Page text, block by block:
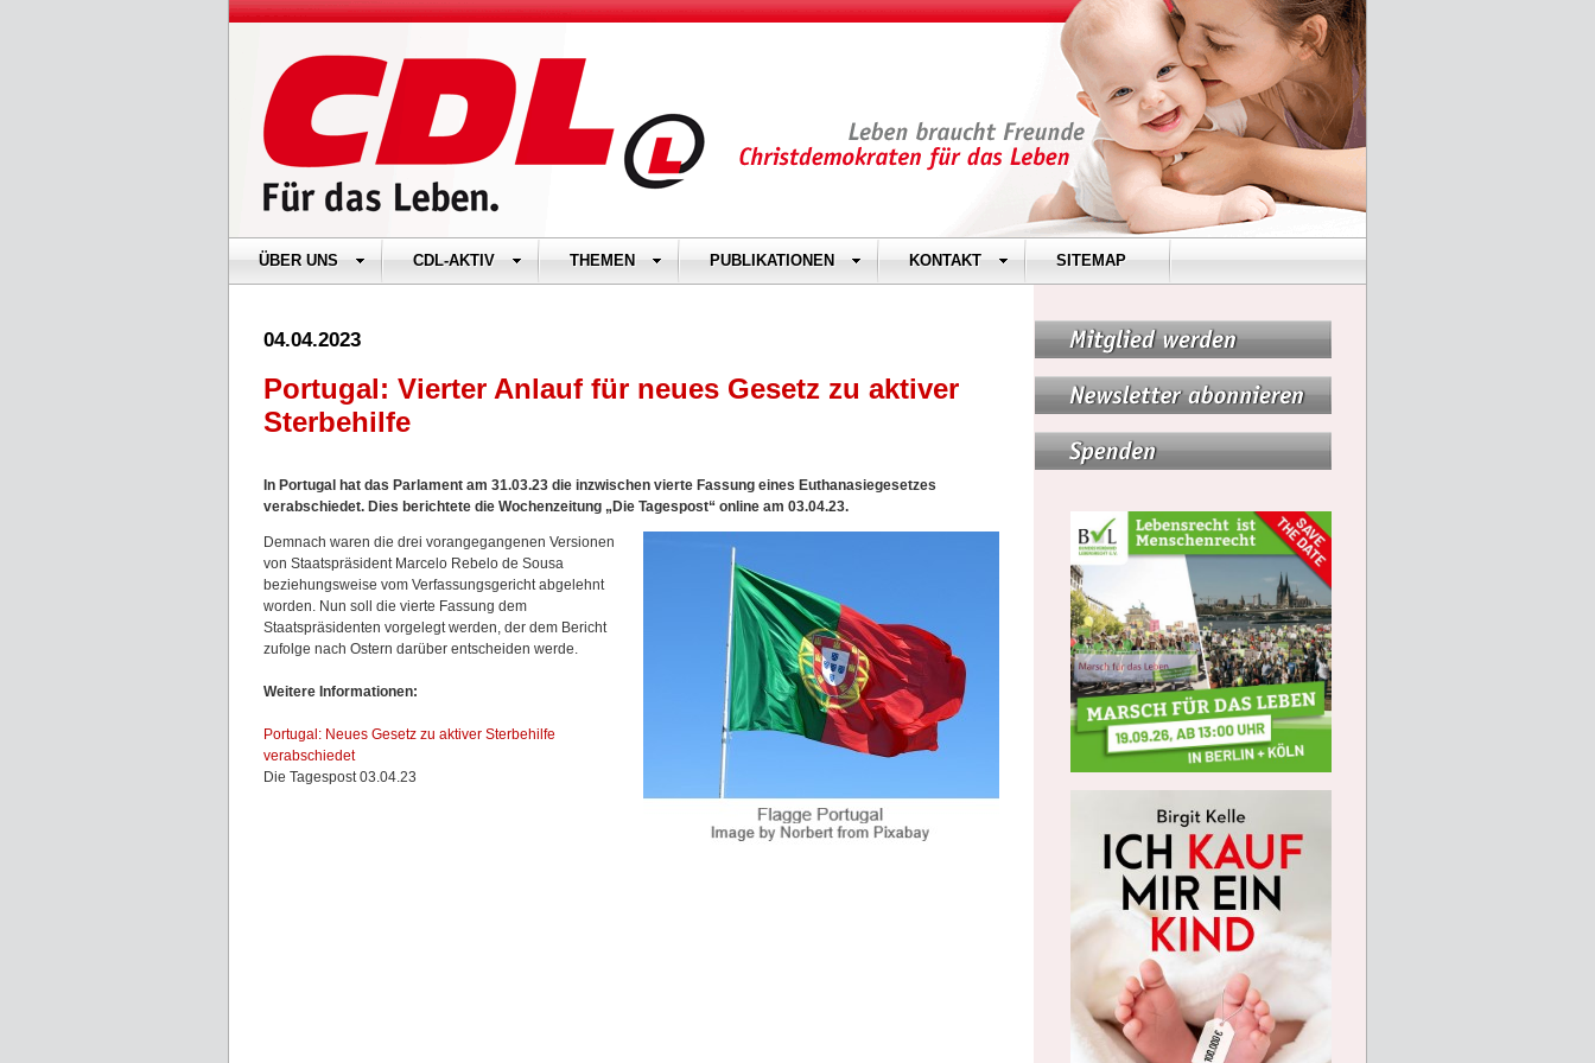
ÜBER UNS CDL-AKTIV THEMEN PUBLIKATIONEN KONTAKT SITEMAP
04.04.2023
Portugal: Vierter Anlauf für neues Gesetz zu aktiver
Sterbehilfe
In Portugal hat das Parlament am 31.03.23 die inzwischen vierte Fassung eines Euthanasiegesetzes
verabschiedet. Dies berichtete die Wochenzeitung „Die Tagespost“ online am 03.04.23.
Demnach waren die drei vorangegangenen Versionen
von Staatspräsident Marcelo Rebelo de Sousa
beziehungsweise vom Verfassungsgericht abgelehnt
worden. Nun soll die vierte Fassung dem
Staatspräsidenten vorgelegt werden, der dem Bericht
zufolge nach Ostern darüber entscheiden werde.
Weitere Informationen:
Portugal: Neues Gesetz zu aktiver Sterbehilfe
verabschiedet
Die Tagespost 03.04.23